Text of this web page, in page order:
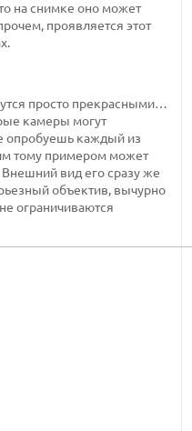
на снимке оно может
проявляется этот
просто прекрасными…
камеры могут
опробуешь каждый из
тому примером может
Внешний вид его сразу же
объектив, вычурно
ограничиваются